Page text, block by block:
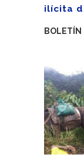
ilícita
BOLETÍN